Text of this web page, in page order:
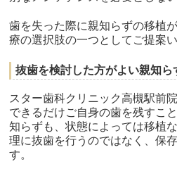
歯を失った際に親知らずの移植
療の選択肢の一つとしてご提案い
抜歯を検討した方がよい親知ら
スター歯科クリニック高槻駅前
できるだけご自身の歯を残すこ
知らずも、状態によっては移植
理に抜歯を行うのではなく、保
す。